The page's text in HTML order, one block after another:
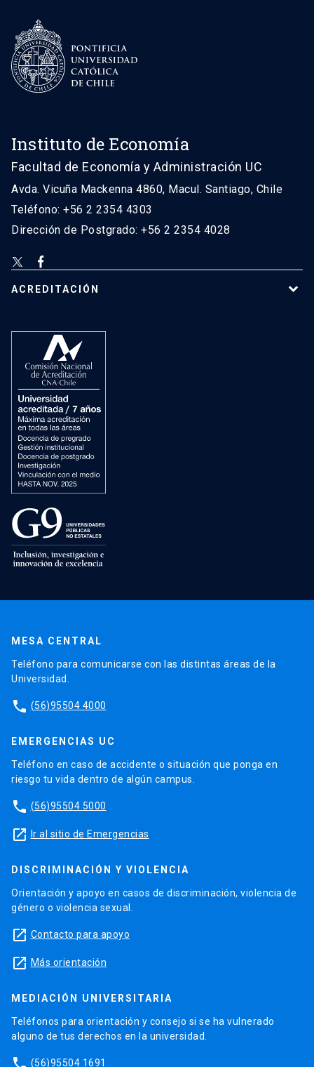
Instituto de Economía
Facultad de Economía y Administración UC
Avda. Vicuña Mackenna 4860, Macul. Santiago, Chile
Teléfono: +56 2 2354 4303
Dirección de Postgrado: +56 2 2354 4028
ACREDITACIÓN
MESA CENTRAL
Teléfono para comunicarse con las distintas áreas de la
Universidad.
phone (56)95504 4000
EMERGENCIAS UC
Teléfono en caso de accidente o situación que ponga en
riesgo tu vida dentro de algún campus.
phone (56)95504 5000
launch Ir al sitio de Emergencias
DISCRIMINACIÓN Y VIOLENCIA
Orientación y apoyo en casos de discriminación, violencia de
género o violencia sexual.
launch Contacto para apoyo
launch Más orientación
MEDIACIÓN UNIVERSITARIA
Teléfonos para orientación y consejo si se ha vulnerado
alguno de tus derechos en la universidad.
(56)95504 1691